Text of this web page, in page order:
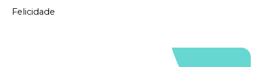
Felicidade